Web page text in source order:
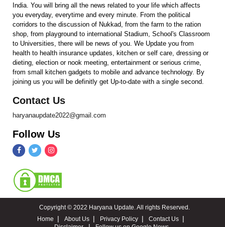
India. You will bring all the news related to your life which affects
you everyday, everytime and every minute. From the political
corridors to the discussion of Nukkad, from the farm to the ration
shop, from playground to international Stadium, School's Classroom
to Universities, there will be news of you. We Update you from
health to health insurance updates, kitchen or self care, dressing or
dieting, election or nook meeting, entertainment or serious crime,
from small kitchen gadgets to mobile and advance technology. By
joining us you will be definitly get Up-to-date with a single second.
Contact Us
haryanaupdate2022@gmail.com
Follow Us
Copyright © 2022 Haryana Update. All rights Reserved.
Home
About Us Privacy Policy
Contact Us